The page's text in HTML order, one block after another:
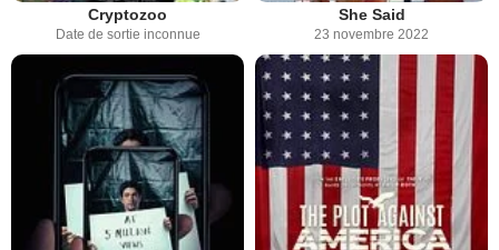
Cryptozoo
Date de sortie inconnue
She Said
23 novembre 2022